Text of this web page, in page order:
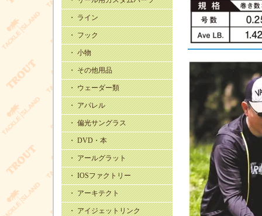
・ ライン
・ フック
・ 小物
・ その他用品
・ ウェーダー類
・ アパレル
・ 偏光サングラス
・ DVD・本
・ アールグラット
・ IOSファクトリー
・ アーキテクト
・ アイジェットリンク